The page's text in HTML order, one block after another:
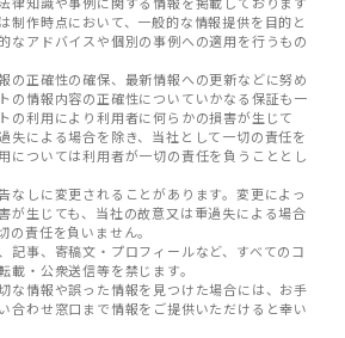
制作時点において、一般的な情報提供を目的と
なアドバイスや個別の事例への適用を行うもの
の正確性の確保、最新情報への更新などに努め
の情報内容の正確性についていかなる保証も一
の利用により利用者に何らかの損害が生じて
失による場合を除き、当社として一切の責任を
については利用者が一切の責任を負うこととし
なしに変更されることがあります。変更によっ
が生じても、当社の故意又は重過失による場合
の責任を負いません。
記事、寄稿文・プロフィールなど、すべてのコ
載・公衆送信等を禁じます。
な情報や誤った情報を見つけた場合には、お手
合わせ窓口まで情報をご提供いただけると幸い